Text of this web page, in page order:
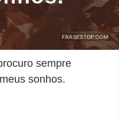
sempre
sonhos.